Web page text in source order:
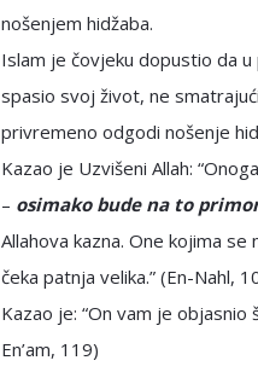
nošenjem hidžaba.
Islam je čovjeku dopustio da
spasio svoj život, ne
privremeno odgodi nošenje
Kazao je Uzvišeni Allah:
– osimako bude na to
Allahova kazna. One kojima
čeka patnja velika.” (En-Nahl,
Kazao je: “On vam je
En’am, 119)